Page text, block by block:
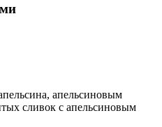
апельсиновым
сливок с апельсиновым